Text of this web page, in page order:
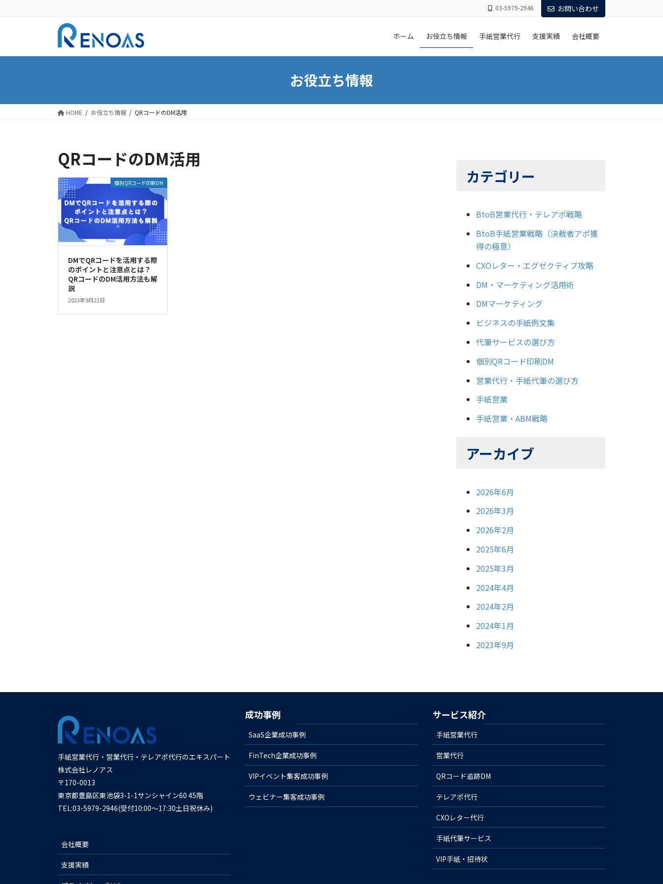
03-5979-2946 お問い合わせ
ホーム お役立ち情報 手紙営業代行 支援実績 会社概要
お役立ち情報
HOME お役立ち情報 QRコードのDM活用
QRコードのDM活用
個別QRコード印刷DM
DMでQRコードを活用する際
のポイントと注意点とは？
QRコードのDM活用方法も解
説
2023年9月22日
カテゴリー
BtoB営業代行・テレアポ戦略
BtoB手紙営業戦略（決裁者アポ獲
得の極意）
CXOレター・エグゼクティブ攻略
DM・マーケティング活用術
DMマーケティング
ビジネスの手紙例文集
代筆サービスの選び方
個別QRコード印刷DM
営業代行・手紙代筆の選び方
手紙営業
手紙営業・ABM戦略
アーカイブ
2026年6月
2026年3月
2026年2月
2025年6月
2025年3月
2024年4月
2024年2月
2024年1月
2023年9月
手紙営業代行・営業代行・テレアポ代行のエキスパート
株式会社レノアス
〒170-0013
東京都豊島区東池袋3-1-1サンシャイン60 45階
TEL:03-5979-2946(受付10:00～17:30土日祝休み)
会社概要
支援実績
成功事例
SaaS企業成功事例
FinTech企業成功事例
VIPイベント集客成功事例
ウェビナー集客成功事例
サービス紹介
手紙営業代行
営業代行
QRコード追跡DM
テレアポ代行
CXOレター代行
手紙代筆サービス
VIP手紙・招待状